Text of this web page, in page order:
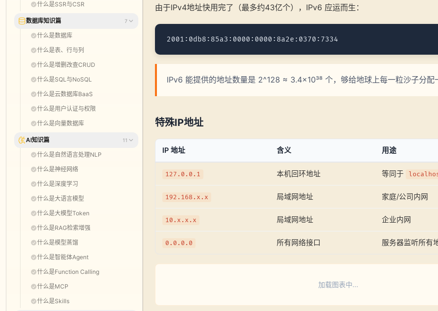
什么是SSR与CSR
数据库知识篇 7
什么是数据库
什么是表、行与列
什么是增删改查CRUD
什么是SQL与NoSQL
什么是云数据库BaaS
什么是用户认证与权限
什么是向量数据库
AI知识篇 11
什么是自然语言处理NLP
什么是神经网络
什么是深度学习
什么是大语言模型
什么是大模型Token
什么是RAG检索增强
什么是模型蒸馏
什么是智能体Agent
什么是Function Calling
什么是MCP
什么是Skills
由于IPv4地址快用完了（最多约43亿个），IPv6 应运而生：
IPv6 能提供的地址数量是 2^128 ≈ 3.4×10³⁸ 个，够给地球上每一粒沙子分配
特殊IP地址
IP 地址 含义 用途
127.0.0.1 本机回环地址 等同于
192.168.x.x 局域网地址 家庭/公司内网
10.x.x.x 局域网地址 企业内网
0.0.0.0 所有网络接口 服务器监听所有
加载图表中...